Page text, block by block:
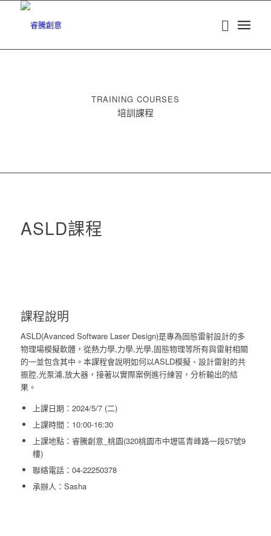
TRAINING COURSES
培訓課程
ASLD課程
課程說明
ASLD(Avanced Software Laser Design)是專為固態雷射設計的多
物理場模擬軟體，從熱力學,力學,光學,固態物理等所有與雷射相關
的一並包含其中。本課程會說明如何以ASLD模擬、設計雷射的共
振腔,光泵浦,放大器，接著以實際案例進行練習，分析輸出的結
果。
上課日期：2024/5/7 (二)
上課時間：10:00-16:30
上課地點：睿騰創意_桃園(320桃園市中壢區青峰路一段57號9
樓)
聯絡電話：04-22250378
承辦人：Sasha